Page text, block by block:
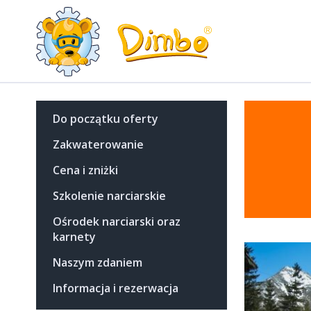
Do początku oferty
Zakwaterowanie
Cena i zniżki
Szkolenie narciarskie
Ośrodek narciarski oraz
karnety
Naszym zdaniem
Informacja i rezerwacja